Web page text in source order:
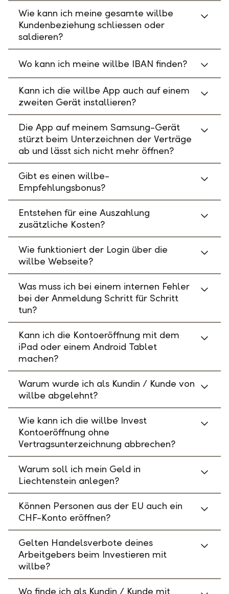
Wie kann ich meine gesamte willbe
Kundenbeziehung schliessen oder
saldieren?
Wo kann ich meine willbe IBAN finden?
Kann ich die willbe App auch auf einem
zweiten Gerät installieren?
Die App auf meinem Samsung-Gerät
stürzt beim Unterzeichnen der Verträge
ab und lässt sich nicht mehr öffnen?
Gibt es einen willbe-
Empfehlungsbonus?
Entstehen für eine Auszahlung
zusätzliche Kosten?
Wie funktioniert der Login über die
willbe Webseite?
Was muss ich bei einem internen Fehler
bei der Anmeldung Schritt für Schritt
tun?
Kann ich die Kontoeröffnung mit dem
iPad oder einem Android Tablet
machen?
Warum wurde ich als Kundin / Kunde von
willbe abgelehnt?
Wie kann ich die willbe Invest
Kontoeröffnung ohne
Vertragsunterzeichnung abbrechen?
Warum soll ich mein Geld in
Liechtenstein anlegen?
Können Personen aus der EU auch ein
CHF-Konto eröffnen?
Gelten Handelsverbote deines
Arbeitgebers beim Investieren mit
willbe?
Wo finde ich als Kundin / Kunde mit